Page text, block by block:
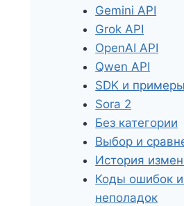
Gemini API
Grok API
OpenAI API
Qwen API
SDK и примеры
Sora 2
Без категории
Выбор и
История
Коды ошибок и
неполадок